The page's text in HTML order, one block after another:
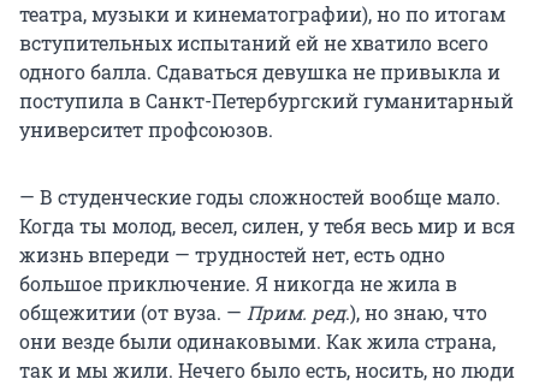
театра, музыки и кинематографии), но по итогам
вступительных испытаний ей не хватило всего
одного балла. Сдаваться девушка не привыкла и
поступила в Санкт-Петербургский гуманитарный
университет профсоюзов.
— В студенческие годы сложностей вообще мало.
Когда ты молод, весел, силен, у тебя весь мир и вся
жизнь впереди — трудностей нет, есть одно
большое приключение. Я никогда не жила в
общежитии (от вуза. — Прим. ред.), но знаю, что
они везде были одинаковыми. Как жила страна,
так и мы жили. Нечего было есть, носить, но люди